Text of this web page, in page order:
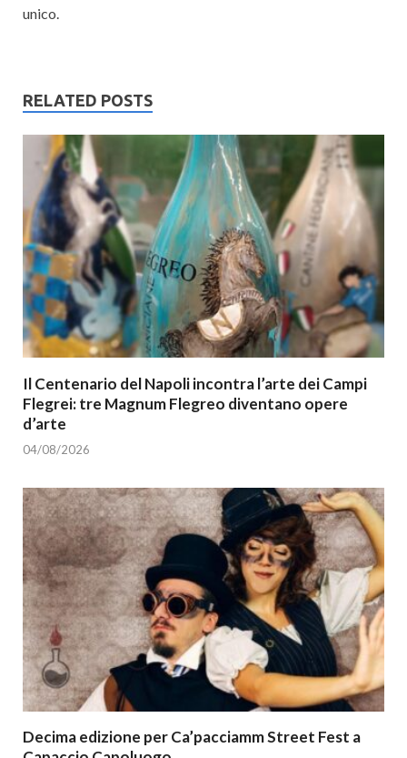
unico.
RELATED POSTS
Il Centenario del Napoli incontra l’arte dei Campi
Flegrei: tre Magnum Flegreo diventano opere
d’arte
04/08/2026
Decima edizione per Ca’pacciamm Street Fest a